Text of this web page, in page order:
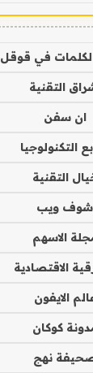
في قوقل
التقنية
ان سفن
التكنولوجيا
التقنية
شوف ويب
الاسهم
الاقتصادية
الايفون
كوكان
نهج